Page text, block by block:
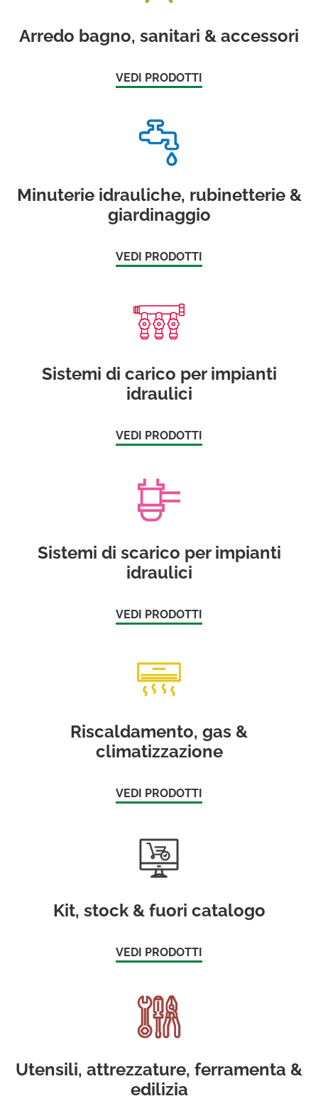
Arredo bagno, sanitari & accessori
VEDI PRODOTTI
Minuterie idrauliche, rubinetterie &
giardinaggio
VEDI PRODOTTI
Sistemi di carico per impianti
idraulici
VEDI PRODOTTI
Sistemi di scarico per impianti
idraulici
VEDI PRODOTTI
Riscaldamento, gas &
climatizzazione
VEDI PRODOTTI
Kit, stock & fuori catalogo
VEDI PRODOTTI
Utensili, attrezzature, ferramenta &
edilizia